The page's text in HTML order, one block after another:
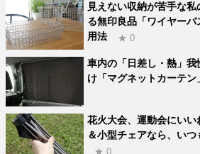
見えない収納が苦手な
る無印良品「ワイヤー
用法
★ 0
車内の「日差し・熱」
け「マグネットカーテン
花火大会、運動会にい
＆小型チェアなら、い
★ 0